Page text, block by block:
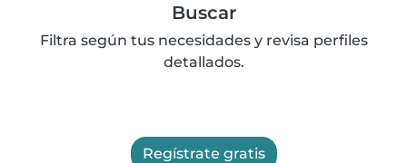
Buscar
Filtra según tus necesidades y revisa perfiles
detallados.
Regístrate gratis